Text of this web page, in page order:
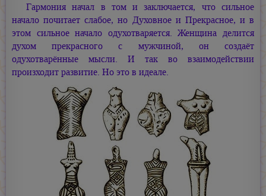
Гармония начал в том и заключается, что сильное
начало почитает слабое, но Духовное и Прекрасное, и в
этом сильное начало одухотваряется. Женщина делится
духом прекрасного с мужчиной, он создаёт
одухотварённые мысли. И так во взаимодействии
произходит развитие. Но это в идеале.